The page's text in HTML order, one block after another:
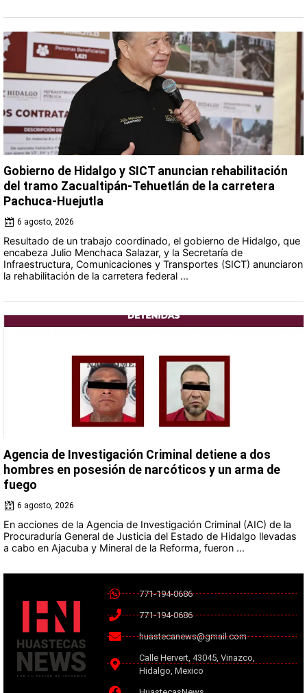
Gobierno de Hidalgo y SICT anuncian rehabilitación
del tramo Zacualtipán-Tehuetlán de la carretera
Pachuca-Huejutla
6 agosto, 2026
Resultado de un trabajo coordinado, el gobierno de Hidalgo, que
encabeza Julio Menchaca Salazar, y la Secretaría de
Infraestructura, Comunicaciones y Transportes (SICT) anunciaron
la rehabilitación de la carretera federal ...
Agencia de Investigación Criminal detiene a dos
hombres en posesión de narcóticos y un arma de
fuego
6 agosto, 2026
En acciones de la Agencia de Investigación Criminal (AIC) de la
Procuraduría General de Justicia del Estado de Hidalgo llevadas
a cabo en Ajacuba y Mineral de la Reforma, fueron ...
771-194-0686
771-194-0686
huastecanews@gmail.com
Calle Hervert, 43045, Vinazco,
Hidalgo, Mexico